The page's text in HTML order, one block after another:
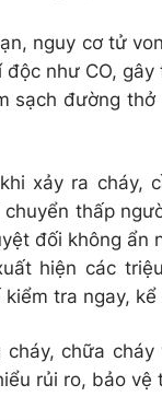
nguy cơ tử
như CO,
sạch đường
xảy ra cháy,
thấp
đối không ẩn
hiện các
tra ngay,
chữa
rủi ro, bảo